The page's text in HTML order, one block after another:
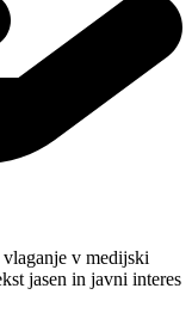
v medijski
jasen in javni interes